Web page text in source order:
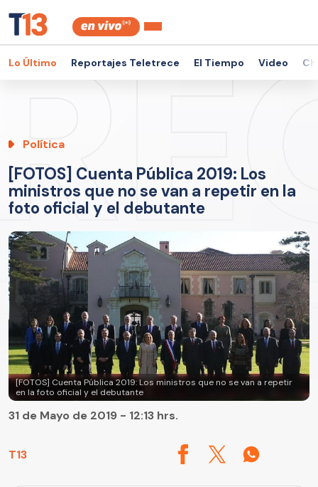
Lo Último Reportajes Teletrece El Tiempo Video
Política
[FOTOS] Cuenta Pública 2019: Los
ministros que no se van a repetir en la
foto oficial y el debutante
[FOTOS] Cuenta Pública 2019: Los ministros que no se van a repetir
en la foto oficial y el debutante
T13
31 de Mayo de 2019 - 12:13 hrs.